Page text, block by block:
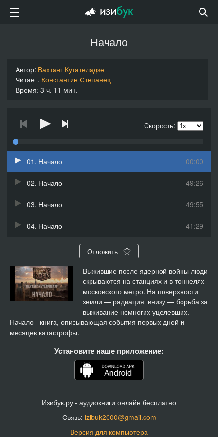
Начало
Автор: Вахтанг Кутателадзе
Читает: Константин Степанец
Время: 3 ч. 11 мин.
Скорость:
00:00
01. Начало
49:26
02. Начало
49:55
03. Начало
41:29
04. Начало
Отложить
Выжившие после ядерной войны люди
скрываются на станциях и в тоннелях
московского метро. На поверхности
земли — радиация, внизу — борьба за
выживание немногих уцелевших.
Начало - книга, описывающая события первых дней и
месяцев катастрофы.
Установите наше приложение:
Изибук.ру - аудиокниги онлайн бесплатно
Связь: izibuk2000@gmail.com
Версия для компьютера